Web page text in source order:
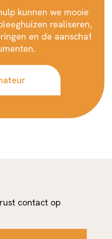
kunnen we mooie
realiseren,
en de aanschaf
contact op